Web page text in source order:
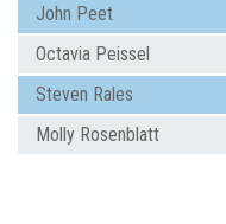
John Peet
Octavia Peissel
Steven Rales
Molly Rosenblatt